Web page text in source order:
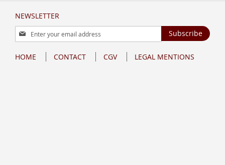
NEWSLETTER
Sign
Up
Our
Subscribe
HOME CONTACT CGV LEGAL MENTIONS